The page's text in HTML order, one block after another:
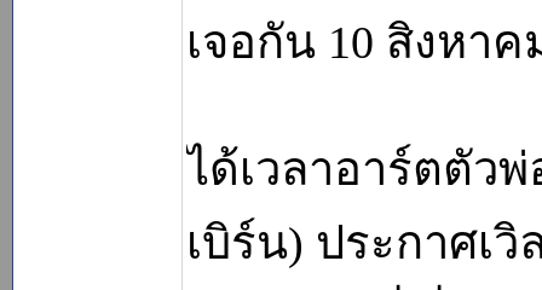
เจอกัน 10 สิงหา
ได้เวลาอาร์ตตัวพ่
เบิร์น) ประกาศเ